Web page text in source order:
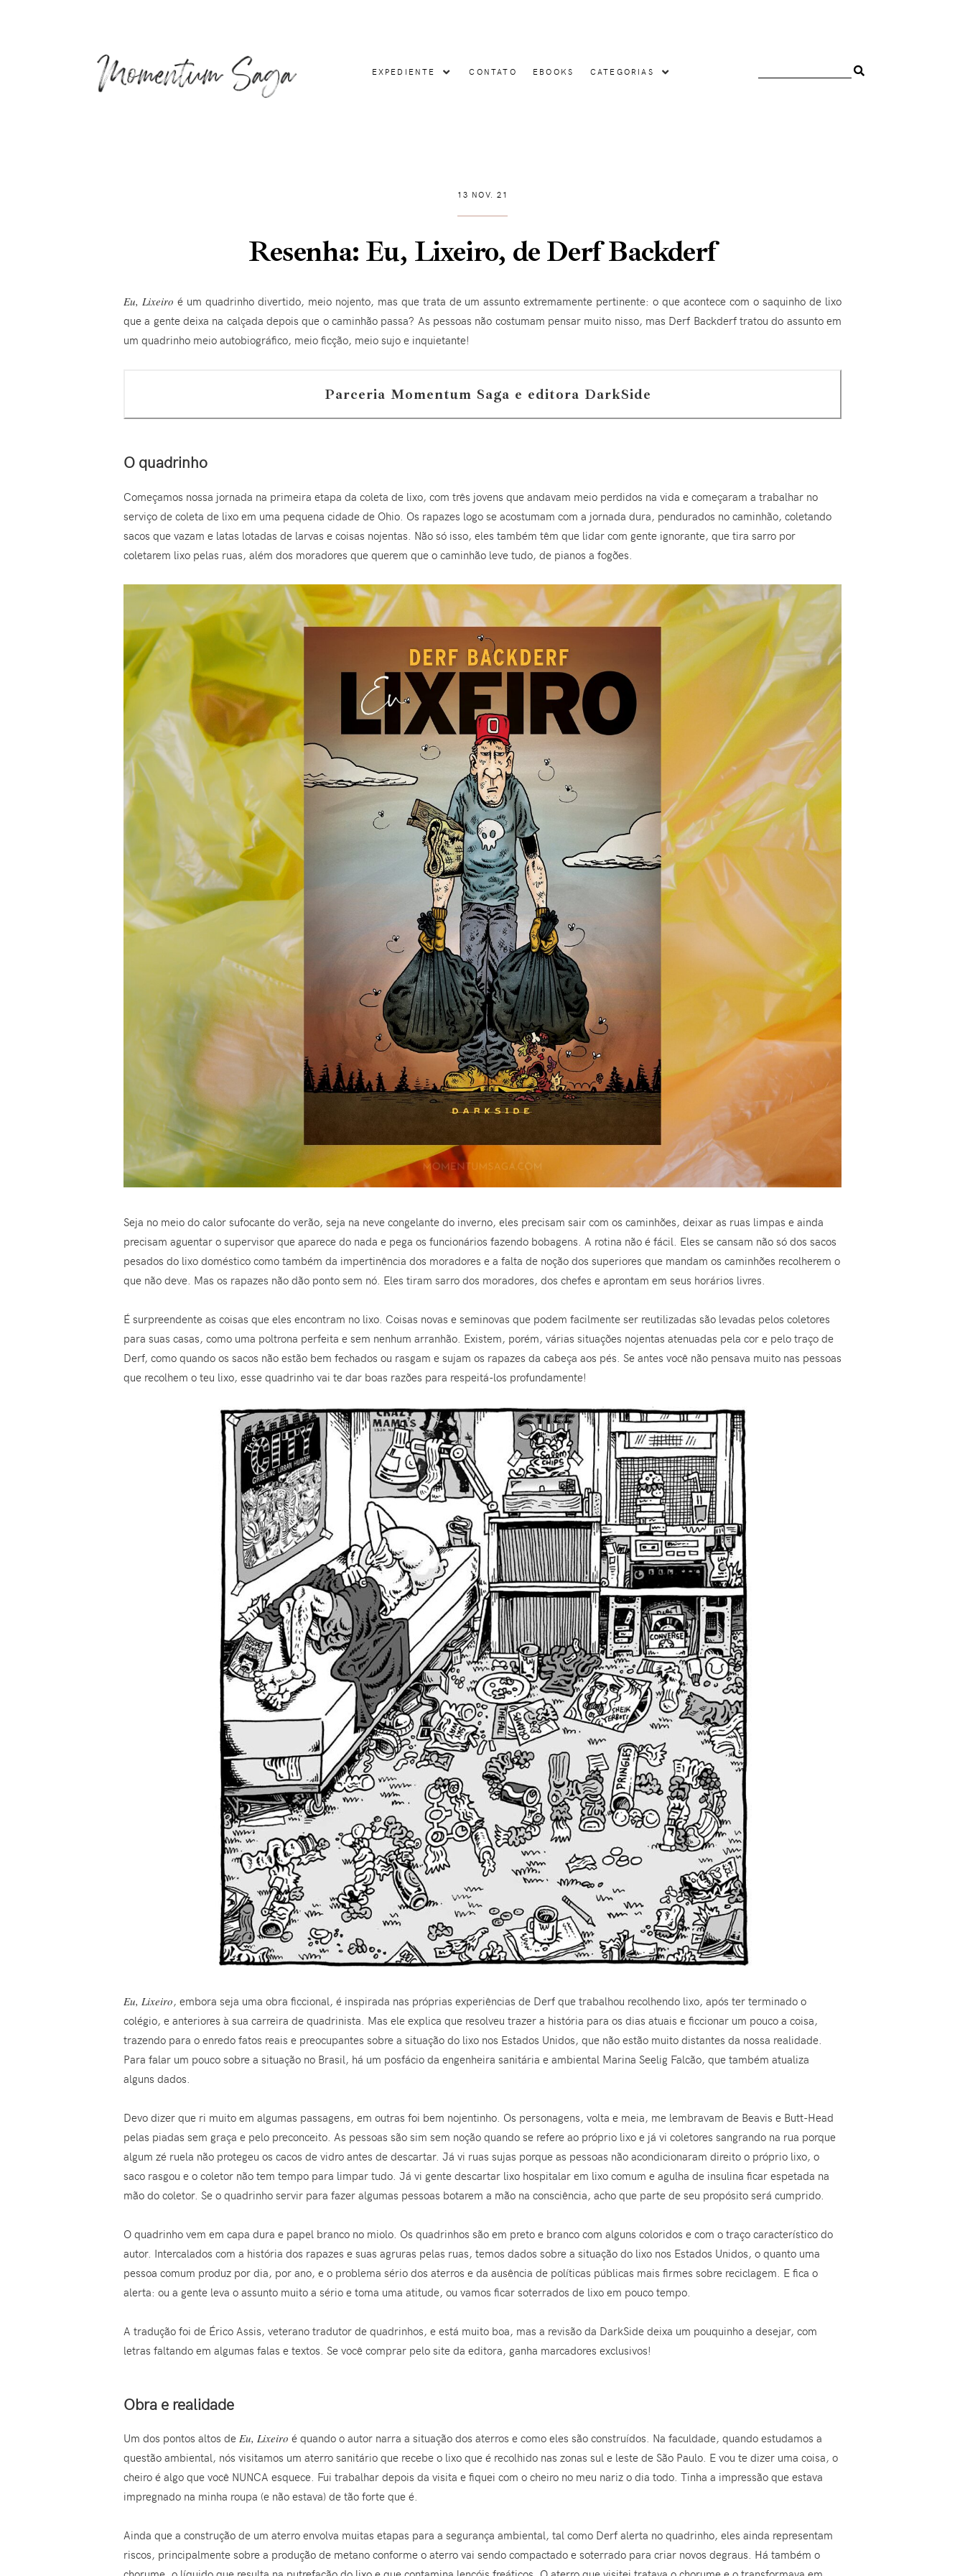
EXPEDIENTE CONTATO EBOOKS CATEGORIAS
13 NOV. 21
Resenha: Eu, Lixeiro, de Derf Backderf
Eu, Lixeiro é um quadrinho divertido, meio nojento, mas que trata de um assunto extremamente pertinente: o que acontece com o saquinho de lixo
que a gente deixa na calçada depois que o caminhão passa? As pessoas não costumam pensar muito nisso, mas Derf Backderf tratou do assunto em
um quadrinho meio autobiográfico, meio ficção, meio sujo e inquietante!
Parceria Momentum Saga e editora DarkSide
O quadrinho
Começamos nossa jornada na primeira etapa da coleta de lixo, com três jovens que andavam meio perdidos na vida e começaram a trabalhar no
serviço de coleta de lixo em uma pequena cidade de Ohio. Os rapazes logo se acostumam com a jornada dura, pendurados no caminhão, coletando
sacos que vazam e latas lotadas de larvas e coisas nojentas. Não só isso, eles também têm que lidar com gente ignorante, que tira sarro por
coletarem lixo pelas ruas, além dos moradores que querem que o caminhão leve tudo, de pianos a fogões.
Seja no meio do calor sufocante do verão, seja na neve congelante do inverno, eles precisam sair com os caminhões, deixar as ruas limpas e ainda
precisam aguentar o supervisor que aparece do nada e pega os funcionários fazendo bobagens. A rotina não é fácil. Eles se cansam não só dos sacos
pesados do lixo doméstico como também da impertinência dos moradores e a falta de noção dos superiores que mandam os caminhões recolherem o
que não deve. Mas os rapazes não dão ponto sem nó. Eles tiram sarro dos moradores, dos chefes e aprontam em seus horários livres.
É surpreendente as coisas que eles encontram no lixo. Coisas novas e seminovas que podem facilmente ser reutilizadas são levadas pelos coletores
para suas casas, como uma poltrona perfeita e sem nenhum arranhão. Existem, porém, várias situações nojentas atenuadas pela cor e pelo traço de
Derf, como quando os sacos não estão bem fechados ou rasgam e sujam os rapazes da cabeça aos pés. Se antes você não pensava muito nas pessoas
que recolhem o teu lixo, esse quadrinho vai te dar boas razões para respeitá-los profundamente!
Eu, Lixeiro, embora seja uma obra ficcional, é inspirada nas próprias experiências de Derf que trabalhou recolhendo lixo, após ter terminado o
colégio, e anteriores à sua carreira de quadrinista. Mas ele explica que resolveu trazer a história para os dias atuais e ficcionar um pouco a coisa,
trazendo para o enredo fatos reais e preocupantes sobre a situação do lixo nos Estados Unidos, que não estão muito distantes da nossa realidade.
Para falar um pouco sobre a situação no Brasil, há um posfácio da engenheira sanitária e ambiental Marina Seelig Falcão, que também atualiza
alguns dados.
Devo dizer que ri muito em algumas passagens, em outras foi bem nojentinho. Os personagens, volta e meia, me lembravam de Beavis e Butt-Head
pelas piadas sem graça e pelo preconceito. As pessoas são sim sem noção quando se refere ao próprio lixo e já vi coletores sangrando na rua porque
algum zé ruela não protegeu os cacos de vidro antes de descartar. Já vi ruas sujas porque as pessoas não acondicionaram direito o próprio lixo, o
saco rasgou e o coletor não tem tempo para limpar tudo. Já vi gente descartar lixo hospitalar em lixo comum e agulha de insulina ficar espetada na
mão do coletor. Se o quadrinho servir para fazer algumas pessoas botarem a mão na consciência, acho que parte de seu propósito será cumprido.
O quadrinho vem em capa dura e papel branco no miolo. Os quadrinhos são em preto e branco com alguns coloridos e com o traço característico do
autor. Intercalados com a história dos rapazes e suas agruras pelas ruas, temos dados sobre a situação do lixo nos Estados Unidos, o quanto uma
pessoa comum produz por dia, por ano, e o problema sério dos aterros e da ausência de políticas públicas mais firmes sobre reciclagem. E fica o
alerta: ou a gente leva o assunto muito a sério e toma uma atitude, ou vamos ficar soterrados de lixo em pouco tempo.
A tradução foi de Érico Assis, veterano tradutor de quadrinhos, e está muito boa, mas a revisão da DarkSide deixa um pouquinho a desejar, com
letras faltando em algumas falas e textos. Se você comprar pelo site da editora, ganha marcadores exclusivos!
Obra e realidade
Um dos pontos altos de Eu, Lixeiro é quando o autor narra a situação dos aterros e como eles são construídos. Na faculdade, quando estudamos a
questão ambiental, nós visitamos um aterro sanitário que recebe o lixo que é recolhido nas zonas sul e leste de São Paulo. E vou te dizer uma coisa, o
cheiro é algo que você NUNCA esquece. Fui trabalhar depois da visita e fiquei com o cheiro no meu nariz o dia todo. Tinha a impressão que estava
impregnado na minha roupa (e não estava) de tão forte que é.
Ainda que a construção de um aterro envolva muitas etapas para a segurança ambiental, tal como Derf alerta no quadrinho, eles ainda representam
riscos, principalmente sobre a produção de metano conforme o aterro vai sendo compactado e soterrado para criar novos degraus. Há também o